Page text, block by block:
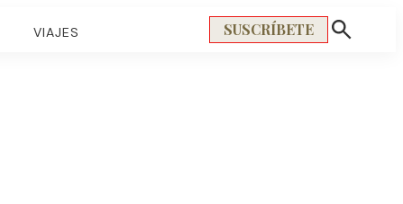
VIAJES SUSCRÍBETE
Mostrar